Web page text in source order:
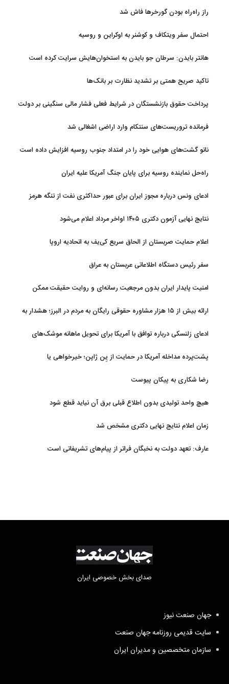
راز راه‌راه بودن گورخرها فاش شد
احتمال سفر ویتکاف و کوشنر به اوکراین و روسیه
هانتر بایدن: سرطان جو بایدن به استخوان‌هایش سرایت کرده است
تاکید صریح همتی بر تشدید نظارت بر بانک‌ها
پرداخت حقوق بازنشستگان در شرایط فعلی فشار مالی سنگینی بر دولت
فرمانده تروریست‌های سنتکام وارد اراضی اشغالی شد
ناتو گشت‌های هوایی خود را در امتداد جنوب روسیه افزایش داده است
راه‌حل نماینده روسیه برای پایان جنگ آمریکا علیه ایران
ادعای ونس درباره مجوز ایران برای عبور حداکثری نفت از تنگه هرمز
نتایج نهایی آزمون دکتری ۱۴۰۵ اواخر مرداد اعلام می‌شود
اعلام حمایت صربستان از الحاق سریع کی‌یف به اتحادیه اروپا
سفر رئیس دستگاه اطلاعاتی عربستان به عراق
امنیت پایدار ایران بدون مرجعیت رسانه‌ای و روایت حقیقت ممکن
ارائه بیش از ۱۵ هزار مشاوره حقوقی رایگان به مردم در البرز؛ هشدار به
ادعای زلنسکی درباره توافق با آمریکا برای تحویل ماهانه موشک‌های
پشت‌پرده مداخله آمریکا در حمایت از یِن ژاپن؛ خیرخواهی یا
رضا شکاری به پیکان پیوست
هیچ واحد تولیدی بدون اطلاع قبلی برق آن نیاید قطع شود
زمان اعلام نتایج نهایی دکتری مشخص شد
عارف: تعهد دولت به نخبگان فراتر از پیام‎‌های تشریفاتی است
صدای بخش خصوصی ایران
جهان صنعت نیوز
سایت قدیمی روزنامه جهان صنعت
سازمان متخصصین و مدیران ایران